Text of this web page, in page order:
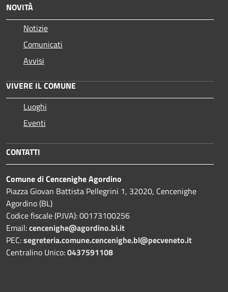
NOVITÀ
Notizie
Comunicati
Avvisi
VIVERE IL COMUNE
Luoghi
Eventi
CONTATTI
Comune di Cencenighe Agordino
Piazza Giovan Battista Pellegrini 1, 32020, Cencenighe
Agordino (BL)
Codice fiscale (P.IVA): 00173100256
Email:cencenighe@agordino.bl.it
PEC:segreteria.comune.cencenighe.bl@pecveneto.it
Centralino Unico:0437591108